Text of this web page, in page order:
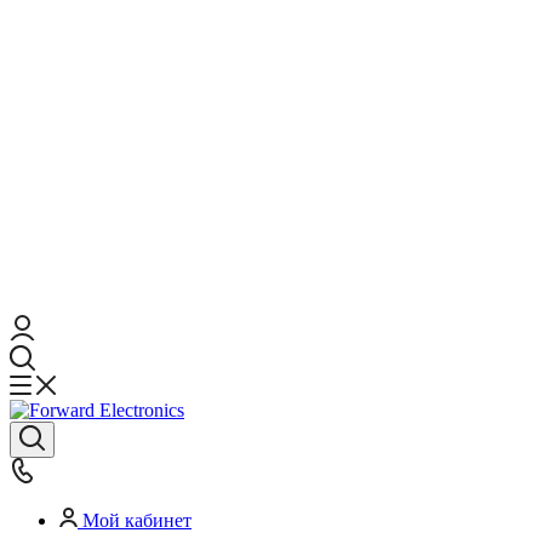
Мой кабинет